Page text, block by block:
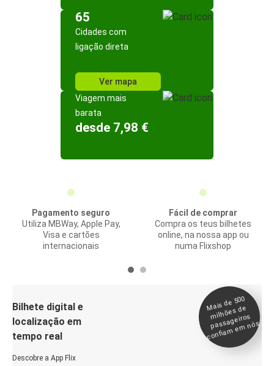
65
Cidades com
ligação direta
Ver mapa
Viagem mais
barata
desde 7,98 €
Pagamento seguro
Utiliza MBWay, Apple Pay,
Visa e cartões
internacionais
Fácil de comprar
Compra os teus bilhetes
online, na nossa app ou
numa Flixshop
Bilhete digital e
localização em
tempo real
Descobre a App Flix
Mais de 500
milhões de
passageiros
confia
m e
m nós